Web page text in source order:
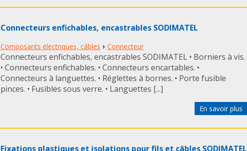
Connecteurs enfichables, encastrables SODIMATEL
Composants électriques, câbles › Connecteur
Connecteurs enfichables, encastrables SODIMATEL • Borniers à vis.
• Connecteurs enfichables. • Connecteurs encartables. •
Connecteurs à languettes. • Réglettes à bornes. • Porte fusible
pinces. • Fusibles sous verre. • Languettes [...]
En savoir plus
Fixations plastiques et isolations pour fils et câbles SODIMATEL